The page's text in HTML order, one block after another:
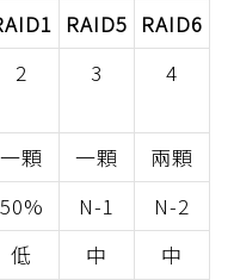
RAID5 RAID6
2 3 4
一顆 一顆
兩顆
50% N-1
N-2
低 中
中